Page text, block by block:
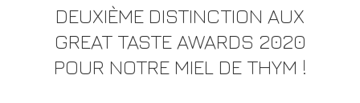
DEUXIÈME DISTINCTION AUX
GREAT TASTE AWARDS 2020
POUR NOTRE MIEL DE THYM !